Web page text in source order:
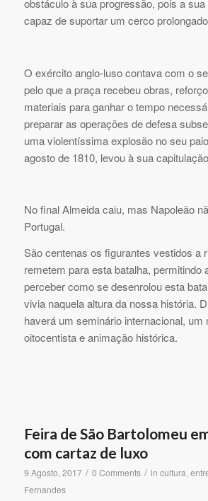
obstáculo à sua progressão, pois a
capaz de suportar um cerco
O exército anglo-luso contava com o
pelo que a praça recebeu obras,
materiais para ganhar o tempo
preparar as operações de defesa
uma violentíssima explosão no seu
agosto de 1810, levou à sua
No final Almeida caiu, mas Napoleão
Portugal.
São centenas os figurantes vestidos a
remetem para esta batalha, permitindo
perceber como se desenrolou esta
vivia naquela altura da nossa história.
haverá um seminário internacional, um
oitocentista e animação histórica.
Feira de São Bartolomeu
com cartaz de luxo
9 Agosto, 2017 / 0 Comments / in cultura,
Fernandes